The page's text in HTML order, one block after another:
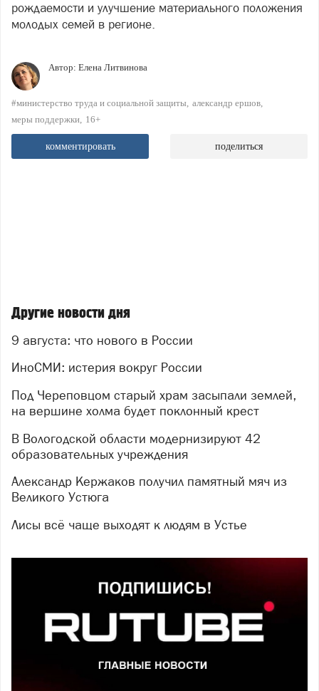
рождаемости и улучшение материального положения
молодых семей в регионе.
Автор: Елена Литвинова
#министерство труда и социальной защиты александр ершов
меры поддержки 16+
комментировать поделиться
Другие новости дня
9 августа: что нового в России
ИноСМИ: истерия вокруг России
Под Череповцом старый храм засыпали землей,
на вершине холма будет поклонный крест
В Вологодской области модернизируют 42
образовательных учреждения
Александр Кержаков получил памятный мяч из
Великого Устюга
Лисы всё чаще выходят к людям в Устье